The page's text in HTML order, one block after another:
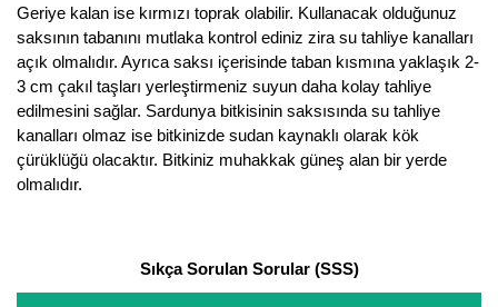
Geriye kalan ise kırmızı toprak olabilir. Kullanacak olduğunuz
saksının tabanını mutlaka kontrol ediniz zira su tahliye kanalları
açık olmalıdır. Ayrıca saksı içerisinde taban kısmına yaklaşık 2-
3 cm çakıl taşları yerleştirmeniz suyun daha kolay tahliye
edilmesini sağlar. Sardunya bitkisinin saksısında su tahliye
kanalları olmaz ise bitkinizde sudan kaynaklı olarak kök
çürüklüğü olacaktır. Bitkiniz muhakkak güneş alan bir yerde
olmalıdır.
Sıkça Sorulan Sorular (SSS)